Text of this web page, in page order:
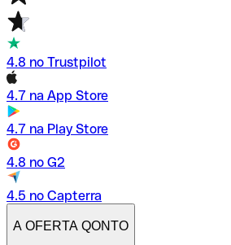
4.8 no Trustpilot
4.7 na App Store
4.7 na Play Store
4.8 no G2
4.5 no Capterra
A OFERTA QONTO